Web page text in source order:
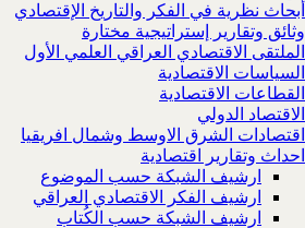
أبحاث نظرية في الفكر والتاريخ الإقتصادي
وثائق وتقارير إستراتيجية مختارة
الملتقى الاقتصادي العراقي العلمي الأول
السياسات الاقتصادية
القطاعات الاقتصادية
الاقتصاد الدولي
اقتصادات الشرق الاوسط وشمال افريقيا
احداث وتقارير اقتصادية
ارشيف الشبكة حسب الموضوع
ارشيف الفكر الاقتصادي العراقي
ارشيف الشبكة حسب الكُتاب